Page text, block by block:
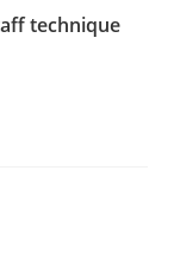
technique